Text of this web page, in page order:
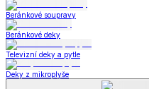
Beránkové soupravy
Beránkové deky
Televizní deky a pytle
Deky z mikroplyše